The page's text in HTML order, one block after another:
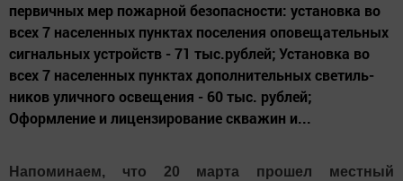
первичных мер пожарной безопасности: установ­ка во
всех 7 населенных пунктах поселения оповещательных
сиг­нальных устройств - 71 тыс.ру­блей; Установка во
всех 7 населенных пунктах дополнительных светиль­
ников уличного освещения - 60 тыс. рублей;
Оформление и лицензирование скважин и...
Напоминаем, что 20 марта прошел местный